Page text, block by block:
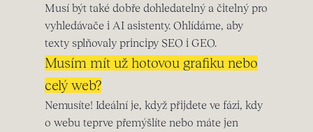
Musí být také dobře dohledatelný a čitelný pro
vyhledávače i AI asistenty. Ohlídáme, aby
texty splňovaly principy SEO i GEO.
Musím mít už hotovou grafiku nebo
celý web?
Nemusíte! Ideální je, když přijdete ve fázi, kdy
o webu teprve přemýšlíte nebo máte jen